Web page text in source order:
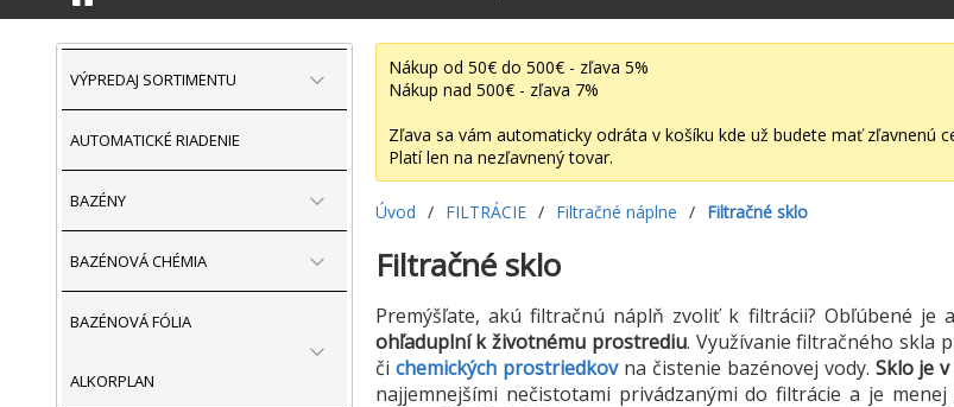
VÝPREDAJ SORTIMENTU
AUTOMATICKÉ RIADENIE
BAZÉNY
BAZÉNOVÁ CHÉMIA
BAZÉNOVÁ FÓLIA
ALKORPLAN
Nákup od 50€ do 500€ - zľava 5%
Nákup nad 500€ - zľava 7%
Zľava sa vám automaticky odráta v košíku kde už budete mať zľavnenú
Platí len na nezľavnený tovar.
Úvod / FILTRÁCIE / Filtračné náplne / Filtračné sklo
Filtračné sklo
Premýšľate, akú filtračnú náplň zvoliť k filtrácii? Obľúbené je
ohľaduplní k životnému prostrediu. Využívanie filtračného skla
či chemických prostriedkovna čistenie bazénovej vody. Sklo je
najjemnejšími nečistotami privádzanými do filtrácie a je